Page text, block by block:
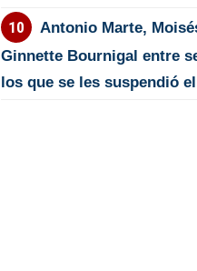
Antonio Marte,
Ginnette Bournigal entre
los que se les suspendió